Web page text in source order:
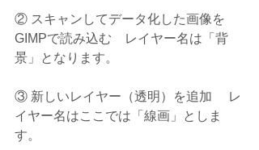
② スキャンしてデータ化した画像を
GIMPで読み込む　レイヤー名は「背
景」となります。
③ 新しいレイヤー（透明）を追加　 レ
イヤー名はここでは「線画」としま
す。